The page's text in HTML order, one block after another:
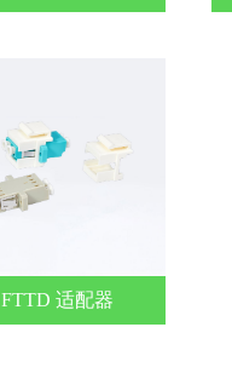
FTTD 适配器